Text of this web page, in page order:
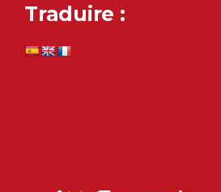
Traduire :